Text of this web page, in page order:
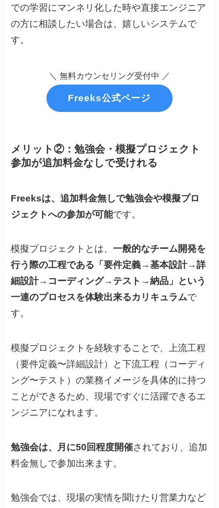
での学習にマンネリ化した時や直接エンジニア
の方に相談したい場合は、嬉しいシステムで
す。
＼ 無料カウンセリング受付中 ／
Freeks公式ページ
メリット②：勉強会・模擬プロジェクト
参加が追加料金なしで受けれる
Freeksは、追加料金無しで勉強会や模擬プロ
ジェクトへの参加が可能です。
模擬プロジェクトとは、一般的なチーム開発を
行う際の工程である「要件定義→基本設計→詳
細設計→コーディング→テスト→納品」という
一連のプロセスを体験出来るカリキュラムで
す。
模擬プロジェクトを経験することで、上流工程
（要件定義〜詳細設計）と下流工程（コーディ
ング〜テスト）の業務イメージを具体的に持つ
ことができるため、現場ですぐに活躍できるエ
ンジニアになれます。
勉強会は、月に50回程度開催されており、追加
料金無しで参加出来ます。
勉強会では、現場の実情を聞けたり営業力など